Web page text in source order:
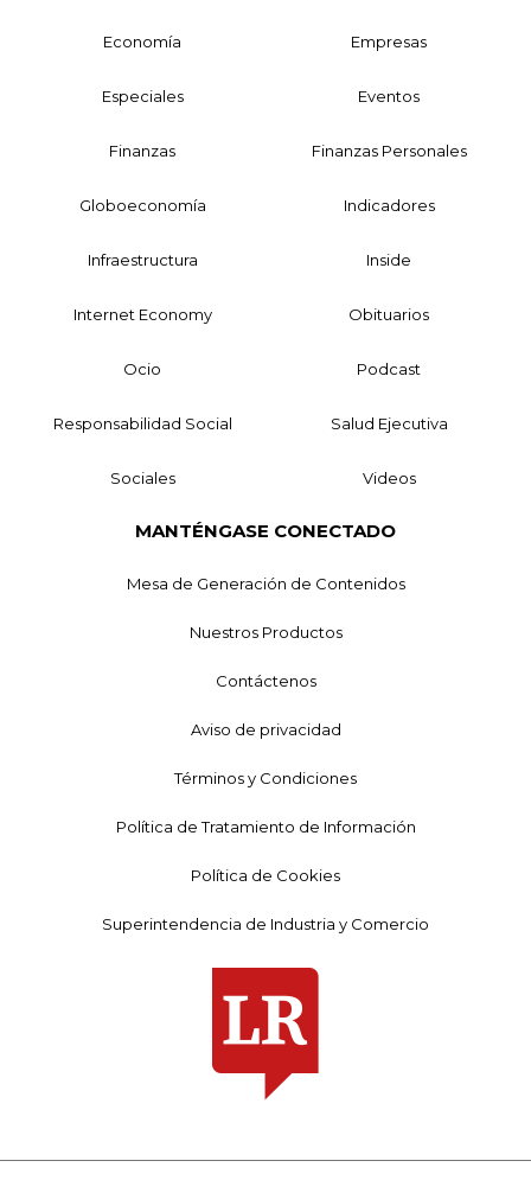
Economía Empresas
Especiales Eventos
Finanzas Finanzas Personales
Globoeconomía Indicadores
Infraestructura Inside
Internet Economy Obituarios
Ocio Podcast
Responsabilidad Social Salud Ejecutiva
Sociales Videos
MANTÉNGASE CONECTADO
Mesa de Generación de Contenidos
Nuestros Productos
Contáctenos
Aviso de privacidad
Términos y Condiciones
Política de Tratamiento de Información
Política de Cookies
Superintendencia de Industria y Comercio